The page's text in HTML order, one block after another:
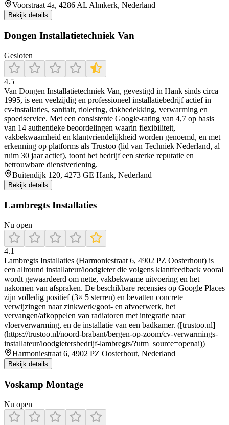
Voorstraat 4a, 4286 AL Almkerk, Nederland
Bekijk details
Dongen Installatietechniek Van
Gesloten
4.5
Van Dongen Installatietechniek Van, gevestigd in Hank sinds circa
1995, is een veelzijdig en professioneel installatiebedrijf actief in
cv‑installaties, sanitair, riolering, dakbedekking, verwarming en
spoedservice. Met een consistente Google-rating van 4,7 op basis
van 14 authentieke beoordelingen waarin flexibiliteit,
vakbekwaamheid en klantvriendelijkheid worden genoemd, en met
erkenning op platforms als Trustoo (lid van Techniek Nederland, al
ruim 30 jaar actief), toont het bedrijf een sterke reputatie en
betrouwbare dienstverlening.
Buitendijk 120, 4273 GE Hank, Nederland
Bekijk details
Lambregts Installaties
Nu open
4.1
Lambregts Installaties (Harmoniestraat 6, 4902 PZ Oosterhout) is
een allround installateur/loodgieter die volgens klantfeedback vooral
wordt gewaardeerd om nette, vakbekwame uitvoering en het
nakomen van afspraken. De beschikbare recensies op Google Places
zijn volledig positief (3× 5 sterren) en bevatten concrete
verwijzingen naar zinkwerk/goot- en afvoerwerk, het
vervangen/afkoppelen van radiatoren met integratie naar
vloerverwarming, en de installatie van een badkamer. ([trustoo.nl]
(https://trustoo.nl/noord-brabant/bergen-op-zoom/cv-verwarmings-
installateur/loodgietersbedrijf-lambregts/?utm_source=openai))
Harmoniestraat 6, 4902 PZ Oosterhout, Nederland
Bekijk details
Voskamp Montage
Nu open